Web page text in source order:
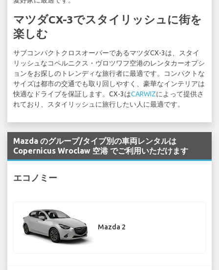
マツダCX-3でスタイリッシュに街を
楽しむ
サブコンパクトクロスオーバーであるマツダCX-3は、スタイ
リッシュなコペルニクス・ヴロツワフ空港のレンタカーオプシ
ョンをお探しのトレンディな旅行者に最適です。コンパクトな
サイズは都市の交通でも取り回しやすく、豪華なインテリアは
快適なドライブを保証します。CX-3はCARWIZによって提供さ
れており、スタイリッシュに旅行したい人に最適です。
Mazda のグループ/タイプ別の車両レンタルは
Copernicus Wroclaw 空港 でご利用いただけます
エコノミー
Mazda 2